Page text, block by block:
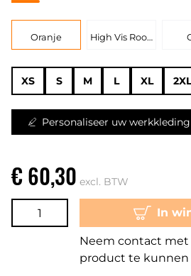
Oranje High Vis Rood
XS S M L XL 2XL
Personaliseer uw werkkleding
€ 60,30 excl. BTW
In
Neem contact
product te kunnen